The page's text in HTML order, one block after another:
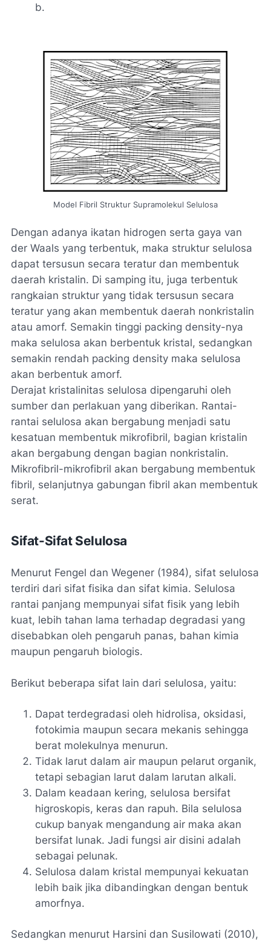
b.
Model Fibril Struktur Supramolekul Selulosa
Dengan adanya ikatan hidrogen serta gaya van
der Waals yang terbentuk, maka struktur selulosa
dapat tersusun secara teratur dan membentuk
daerah kristalin. Di samping itu, juga terbentuk
rangkaian struktur yang tidak tersusun secara
teratur yang akan membentuk daerah nonkristalin
atau amorf. Semakin tinggi packing density-nya
maka selulosa akan berbentuk kristal, sedangkan
semakin rendah packing density maka selulosa
akan berbentuk amorf.
Derajat kristalinitas selulosa dipengaruhi oleh
sumber dan perlakuan yang diberikan. Rantai-
rantai selulosa akan bergabung menjadi satu
kesatuan membentuk mikrofibril, bagian kristalin
akan bergabung dengan bagian nonkristalin.
Mikrofibril-mikrofibril akan bergabung membentuk
fibril, selanjutnya gabungan fibril akan membentuk
serat.
Sifat-Sifat Selulosa
Menurut Fengel dan Wegener (1984), sifat selulosa
terdiri dari sifat fisika dan sifat kimia. Selulosa
rantai panjang mempunyai sifat fisik yang lebih
kuat, lebih tahan lama terhadap degradasi yang
disebabkan oleh pengaruh panas, bahan kimia
maupun pengaruh biologis.
Berikut beberapa sifat lain dari selulosa, yaitu:
Dapat terdegradasi oleh hidrolisa, oksidasi,
fotokimia maupun secara mekanis sehingga
berat molekulnya menurun.
Tidak larut dalam air maupun pelarut organik,
tetapi sebagian larut dalam larutan alkali.
Dalam keadaan kering, selulosa bersifat
higroskopis, keras dan rapuh. Bila selulosa
cukup banyak mengandung air maka akan
bersifat lunak. Jadi fungsi air disini adalah
sebagai pelunak.
Selulosa dalam kristal mempunyai kekuatan
lebih baik jika dibandingkan dengan bentuk
amorfnya.
Sedangkan menurut Harsini dan Susilowati (2010),